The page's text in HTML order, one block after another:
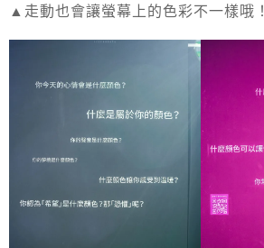
▲走動也會讓螢幕上的色彩不一樣哦！